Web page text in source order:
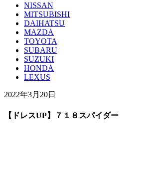
NISSAN
MITSUBISHI
DAIHATSU
MAZDA
TOYOTA
SUBARU
SUZUKI
HONDA
LEXUS
2022年3月20日
【ドレスUP】７１８スパイダー